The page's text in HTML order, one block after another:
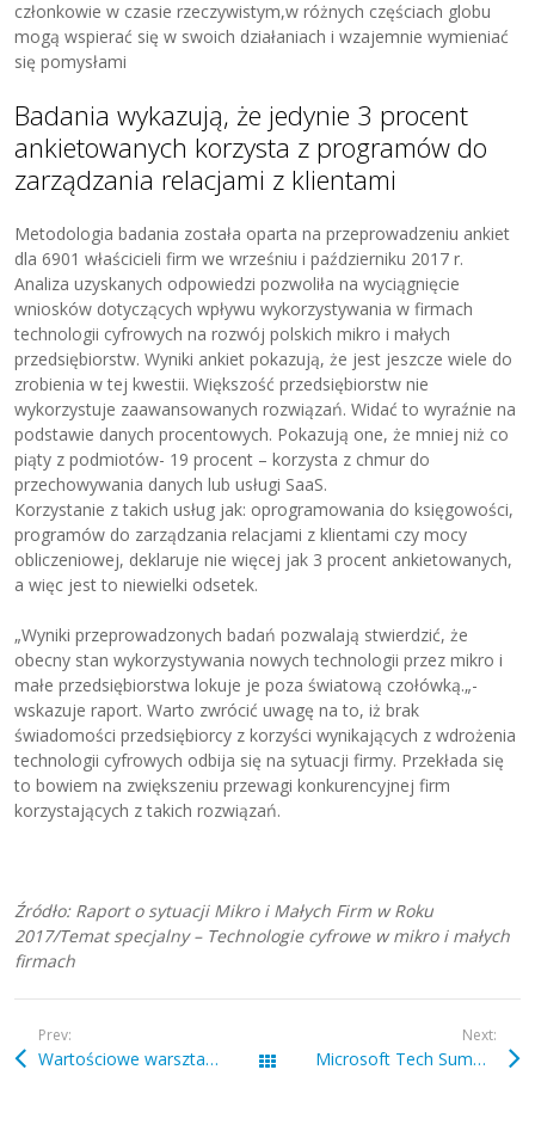
członkowie w czasie rzeczywistym,w różnych częściach globu
mogą wspierać się w swoich działaniach i wzajemnie wymieniać
się pomysłami
Badania wykazują, że jedynie 3 procent
ankietowanych korzysta z programów do
zarządzania relacjami z klientami
Metodologia badania została oparta na przeprowadzeniu ankiet
dla 6901 właścicieli firm we wrześniu i październiku 2017 r.
Analiza uzyskanych odpowiedzi pozwoliła na wyciągnięcie
wniosków dotyczących wpływu wykorzystywania w firmach
technologii cyfrowych na rozwój polskich mikro i małych
przedsiębiorstw. Wyniki ankiet pokazują, że jest jeszcze wiele do
zrobienia w tej kwestii. Większość przedsiębiorstw nie
wykorzystuje zaawansowanych rozwiązań. Widać to wyraźnie na
podstawie danych procentowych. Pokazują one, że mniej niż co
piąty z podmiotów- 19 procent – korzysta z chmur do
przechowywania danych lub usługi SaaS.
Korzystanie z takich usług jak: oprogramowania do księgowości,
programów do zarządzania relacjami z klientami czy mocy
obliczeniowej, deklaruje nie więcej jak 3 procent ankietowanych,
a więc jest to niewielki odsetek.
„Wyniki przeprowadzonych badań pozwalają stwierdzić, że
obecny stan wykorzystywania nowych technologii przez mikro i
małe przedsiębiorstwa lokuje je poza światową czołówką.„-
wskazuje raport. Warto zwrócić uwagę na to, iż brak
świadomości przedsiębiorcy z korzyści wynikających z wdrożenia
technologii cyfrowych odbija się na sytuacji firmy. Przekłada się
to bowiem na zwiększeniu przewagi konkurencyjnej firm
korzystających z takich rozwiązań.
Źródło: Raport o sytuacji Mikro i Małych Firm w Roku
2017/Temat specjalny – Technologie cyfrowe w mikro i małych
firmach
Prev:
Wartościowe warsztaty technologiczne dla firm Wszystkie wpisy
Next:
Microsoft Tech Summit rozwija umiejętności posługiwania się chmurą